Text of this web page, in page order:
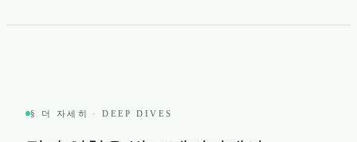
§ 더 자세히 · DEEP DIVES